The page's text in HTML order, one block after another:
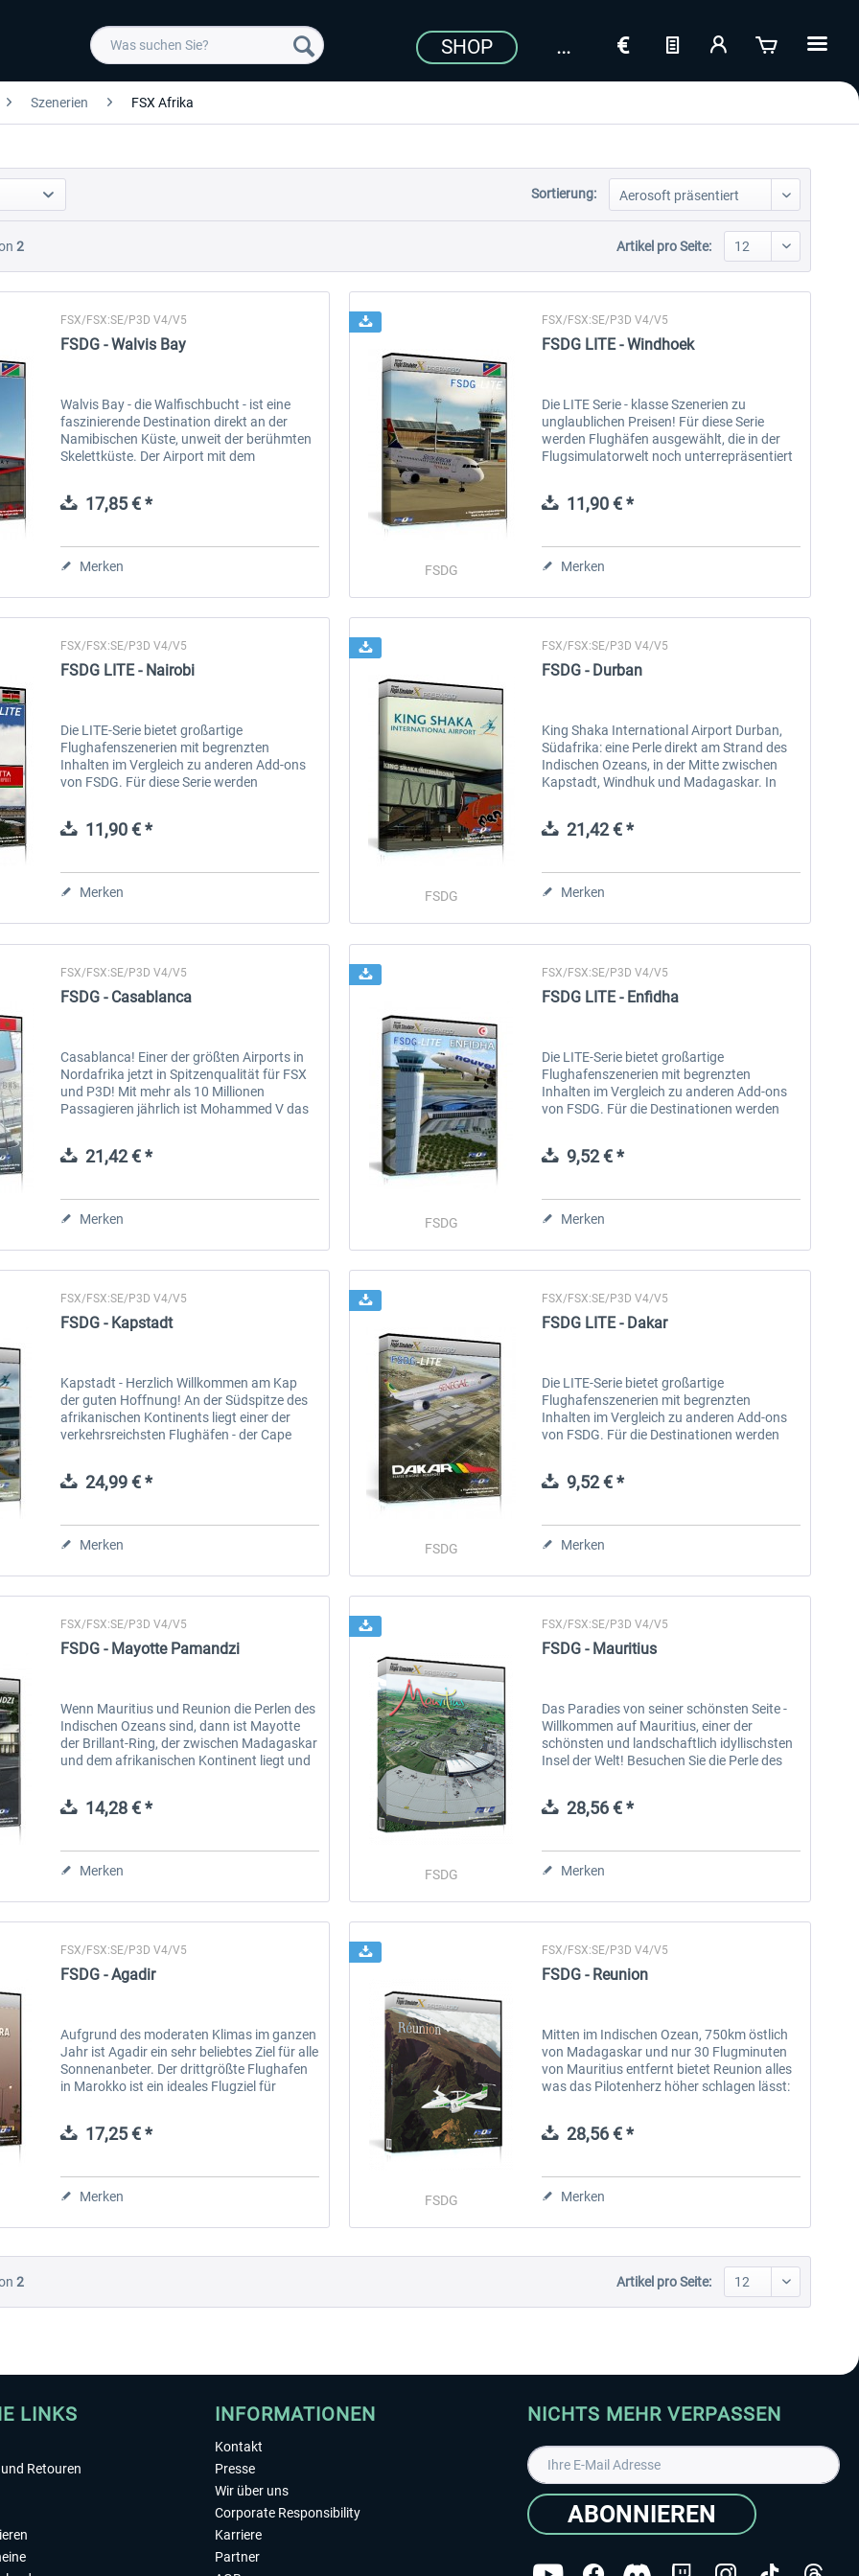
SHOP
Szenerien FSX Afrika
FSDG LITE - Dakar FSDG LITE - Enfidha African Airstrip Adventures FSDG LITE - Nairobi
Sortierung:
2 Artikel pro Seite:
FSX/FSX:SE/P3D V4/V5
FSDG - Walvis Bay
Walvis Bay - die Walfischbucht - ist eine
faszinierende Destination direkt an der
Namibischen Küste, unweit der berühmten
Skelettküste. Der Airport mit dem
perfet für VFR Flüege durch die...
17,85 € *
Merken FSDG
FSX/FSX:SE/P3D V4/V5
FSDG LITE - Windhoek
Die LITE Serie - klasse Szenerien zu
unglaublichen Preisen! Für diese Serie
werden Flughäfen ausgewählt, die in der
Flugsimulatorwelt noch unterrepräsentiert
Landschaftsinhalte außerhalb des
Flughafenbereichs,...
11,90 € *
Merken
FSX/FSX:SE/P3D V4/V5
FSDG LITE - Nairobi
Die LITE-Serie bietet großartige
Flughafenszenerien mit begrenzten
Inhalten im Vergleich zu anderen Add-ons
von FSDG. Für diese Serie werden
Flugsimulatorwelt noch unterrepräsentiert
sind. Sie enthalten...
11,90 € *
Merken FSDG
FSX/FSX:SE/P3D V4/V5
FSDG - Durban
King Shaka International Airport Durban,
Südafrika: eine Perle direkt am Strand des
Indischen Ozeans, in der Mitte zwischen
Kapstadt, Windhuk und Madagaskar. In
Airports weltweit ausgezeichnet bietet...
21,42 € *
Merken
FSX/FSX:SE/P3D V4/V5
FSDG - Casablanca
Casablanca! Einer der größten Airports in
Nordafrika jetzt in Spitzenqualität für FSX
und P3D! Mit mehr als 10 Millionen
Passagieren jährlich ist Mohammed V das
21,42 € *
Merken FSDG
FSX/FSX:SE/P3D V4/V5
FSDG LITE - Enfidha
Die LITE-Serie bietet großartige
Flughafenszenerien mit begrenzten
Inhalten im Vergleich zu anderen Add-ons
von FSDG. Für die Destinationen werden
sind. Sie...
9,52 € *
Merken
FSX/FSX:SE/P3D V4/V5
FSDG - Kapstadt
Kapstadt - Herzlich Willkommen am Kap
der guten Hoffnung! An der Südspitze des
afrikanischen Kontinents liegt einer der
verkehrsreichsten Flughäfen - der Cape
24,99 € *
Merken FSDG
FSX/FSX:SE/P3D V4/V5
FSDG LITE - Dakar
Die LITE-Serie bietet großartige
Flughafenszenerien mit begrenzten
Inhalten im Vergleich zu anderen Add-ons
von FSDG. Für die Destinationen werden
sind. Sie...
9,52 € *
Merken
FSX/FSX:SE/P3D V4/V5
FSDG - Mayotte Pamandzi
Wenn Mauritius und Reunion die Perlen des
Indischen Ozeans sind, dann ist Mayotte
der Brillant-Ring, der zwischen Madagaskar
und dem afrikanischen Kontinent liegt und
14,28 € *
Merken FSDG
FSX/FSX:SE/P3D V4/V5
FSDG - Mauritius
Das Paradies von seiner schönsten Seite -
Willkommen auf Mauritius, einer der
schönsten und landschaftlich idyllischsten
Insel der Welt! Besuchen Sie die Perle des
Airport...28,56 € *
Merken
FSX/FSX:SE/P3D V4/V5
FSDG - Agadir
Aufgrund des moderaten Klimas im ganzen
Jahr ist Agadir ein sehr beliebtes Ziel für alle
Sonnenanbeter. Der drittgrößte Flughafen
in Marokko ist ein ideales Flugziel für
17,25 € *
Merken FSDG
FSX/FSX:SE/P3D V4/V5
FSDG - Reunion
Mitten im Indischen Ozean, 750km östlich
von Madagaskar und nur 30 Flugminuten
von Mauritius entfernt bietet Reunion alles
was das Pilotenherz höher schlagen lässt:
28,56 € *
Merken
2 Artikel pro Seite:
LINKS
Retouren
INFORMATIONEN
Kontakt
Presse
Wir über uns
Corporate Responsibility
Karriere
Partner
NICHTS MEHR VERPASSEN
ABONNIEREN